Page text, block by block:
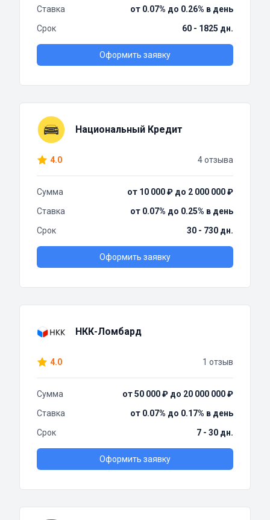
Ставка
от 0.07% до 0.26% в день
Срок
60 - 1825 дн.
Оформить заявку
Национальный Кредит
4.0 4 отзыва
Сумма
от 10 000 ₽ до 2 000 000 ₽
Ставка
от 0.07% до 0.25% в день
Срок
30 - 730 дн.
Оформить заявку
НКК-Ломбард
4.0 1 отзыв
Сумма
от 50 000 ₽ до 20 000 000 ₽
Ставка
от 0.07% до 0.17% в день
Срок
7 - 30 дн.
Оформить заявку